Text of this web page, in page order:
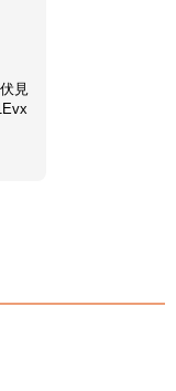
見